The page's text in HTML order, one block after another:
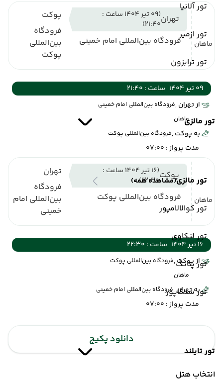
تور آلانیا
تور ازمیر
تور ترابزون
تور مالزی
تور مالزی(مشاهده همه)
تور کوالالامپور
تور لنکاوی
تور پنانگ
تور سنگاپور
تور تایلند
ماهان
تهران
(09 تیر 1404 ساعت :
21:40)
فرودگاه بین‌المللی امام خمینی
پوکت
فرودگاه
بین‌المللی
پوکت
09 تیر 1404
ساعت : 21:40
از تهران ,فرودگاه بین‌المللی امام خمینی
ماهان
به پوکت ,فرودگاه بین‌المللی پوکت
مدت پرواز : 07:00
ماهان
پوکت
(16 تیر 1404 ساعت :
22:30)
فرودگاه بین‌المللی پوکت
تهران
فرودگاه
بین‌المللی امام
خمینی
16 تیر 1404
ساعت : 22:30
از پوکت ,فرودگاه بین‌المللی پوکت
ماهان
به تهران ,فرودگاه بین‌المللی امام خمینی
مدت پرواز : 07:00
دانلود پکیج
انتخاب هتل